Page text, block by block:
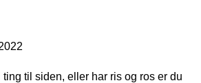
til siden, eller har ris og ros er du